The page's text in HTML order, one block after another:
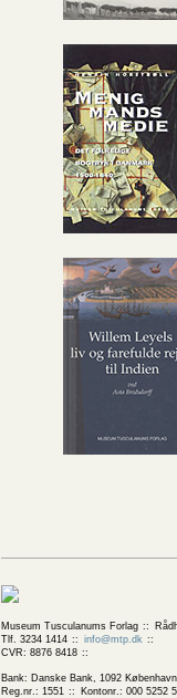
Museum Tusculanums Forlag
Tlf. 3234 1414
info@mtp.dk
CVR: 8876 8418
Bank: Danske Bank, 1092
Reg.nr.: 1551
Kontonr.: 000 5252